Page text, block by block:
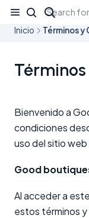
¡APROVECHA
Inicio Términos
Bienvenido a
condiciones
uso del sitio
Good
Al acceder a
estos términos